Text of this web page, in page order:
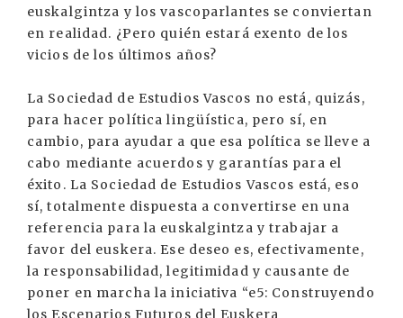
euskalgintza y los vascoparlantes se conviertan
en realidad. ¿Pero quién estará exento de los
vicios de los últimos años?
La Sociedad de Estudios Vascos no está, quizás,
para hacer política lingüística, pero sí, en
cambio, para ayudar a que esa política se lleve a
cabo mediante acuerdos y garantías para el
éxito. La Sociedad de Estudios Vascos está, eso
sí, totalmente dispuesta a convertirse en una
referencia para la euskalgintza y trabajar a
favor del euskera. Ese deseo es, efectivamente,
la responsabilidad, legitimidad y causante de
poner en marcha la iniciativa “e5: Construyendo
los Escenarios Futuros del Euskera